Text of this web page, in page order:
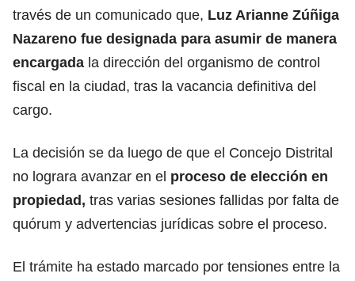
través de un comunicado que, Luz Arianne Zúñiga
Nazareno fue designada para asumir de manera
encargada la dirección del organismo de control
fiscal en la ciudad, tras la vacancia definitiva del
cargo.
La decisión se da luego de que el Concejo Distrital
no lograra avanzar en el proceso de elección en
propiedad, tras varias sesiones fallidas por falta de
quórum y advertencias jurídicas sobre el proceso.
El trámite ha estado marcado por tensiones entre la